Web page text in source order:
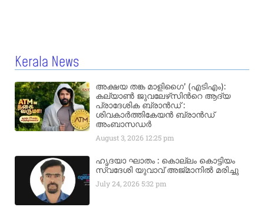
Kerala News
അക്ഷയ തങ്ക മാളിഗൈ’ (എടിഎം):
കല്യാണ്‍ ജുവലേഴ്‌സിന്‍റെ ആദ്യ
പ്രാദേശിക ബ്രാന്‍ഡ് :
ശിവകാര്‍ത്തികേയന്‍ ബ്രാന്‍ഡ്
അംബാസഡര്‍
August 3, 2026 12:25 pm
ഹൃദയാ ഘാതം : കൊല്ലം കൊട്ടിയം
സ്വദേശി യുവാവ് അജ്മാനിൽ മരിച്ചു
July 24, 20265:32 pm